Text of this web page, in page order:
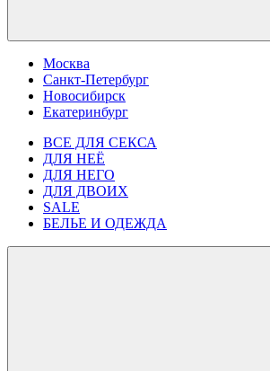
Москва
Санкт-Петербург
Новосибирск
Екатеринбург
ВСЕ ДЛЯ СЕКСА
ДЛЯ НЕЁ
ДЛЯ НЕГО
ДЛЯ ДВОИХ
SALE
БЕЛЬЕ И ОДЕЖДА